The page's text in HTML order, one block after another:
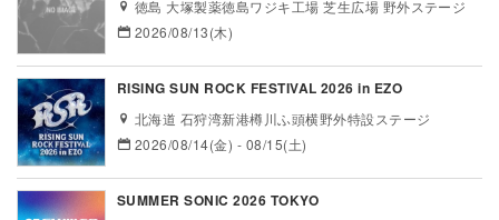
徳島 大塚製薬徳島ワジキ工場 芝生広場 野外ステージ
2026/08/13(木)
RISING SUN ROCK FESTIVAL 2026 in EZO
北海道 石狩湾新港樽川ふ頭横野外特設ステージ
2026/08/14(金) - 08/15(土)
SUMMER SONIC 2026 TOKYO